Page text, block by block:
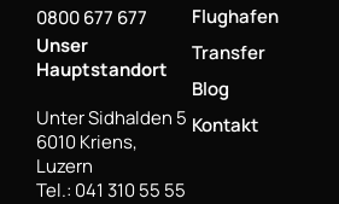
0800 677 677
Unser
Hauptstandort
Unter Sidhalden 5
6010 Kriens,
Luzern
Tel.: 041 310 55 55
Flughafen
Transfer
Blog
Kontakt